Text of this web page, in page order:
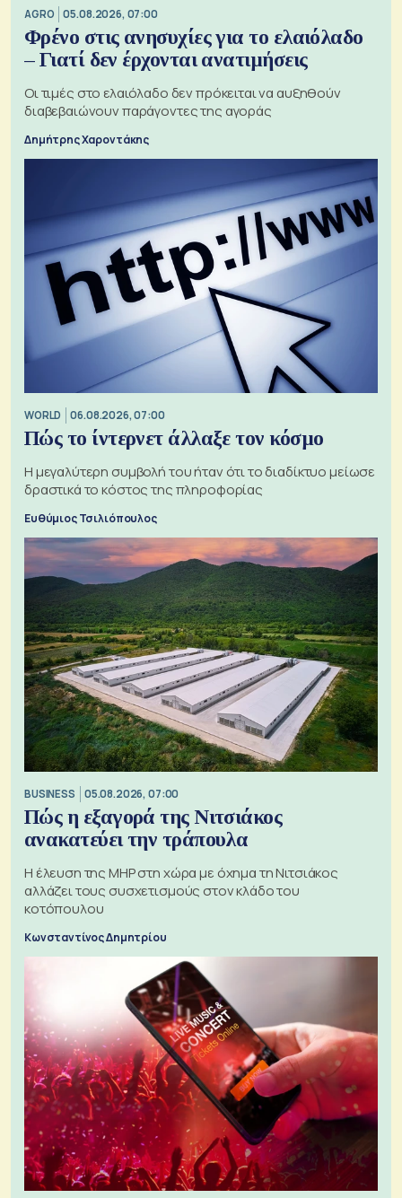
AGRO 05.08.2026, 07:00
Φρένο στις ανησυχίες για το ελαιόλαδο
– Γιατί δεν έρχονται ανατιμήσεις
Οι τιμές στο ελαιόλαδο δεν πρόκειται να αυξηθούν
διαβεβαιώνουν παράγοντες της αγοράς
Δημήτρης Χαροντάκης
WORLD 06.08.2026, 07:00
Πώς το ίντερνετ άλλαξε τον κόσμο
Η μεγαλύτερη συμβολή του ήταν ότι το διαδίκτυο μείωσε
δραστικά το κόστος της πληροφορίας
Ευθύμιος Τσιλιόπουλος
BUSINESS 05.08.2026, 07:00
Πώς η εξαγορά της Νιτσιάκος
ανακατεύει την τράπουλα
H έλευση της MHP στη χώρα με όχημα τη Νιτσιάκος
αλλάζει τους συσχετισμούς στον κλάδο του
κοτόπουλου
Κωνσταντίνος Δημητρίου